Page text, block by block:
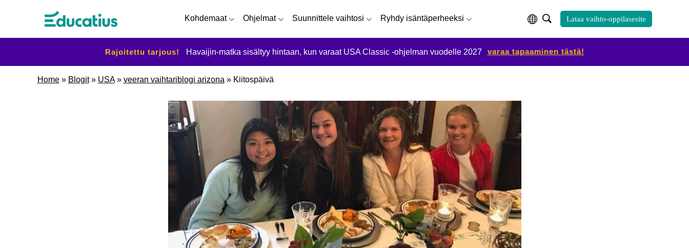
Kohdemaat Ohjelmat Suunnittele vaihtosi Ryhdy isäntäperheeksi Lataa vaihto-oppilasesite
Rajoitettu tarjous! Havaijin-matka sisältyy hintaan, kun varaat USA Classic -ohjelman vuodelle 2027 varaa tapaaminen tästä!
Home» Blogit» USA» veeran vaihtariblogi arizona » Kiitospäivä